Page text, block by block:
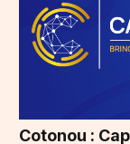
Cotonou :